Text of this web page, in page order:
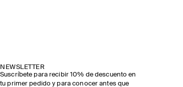
NEWSLETTER
Suscríbete para recibir 10% de descuento en
tu primer pedido y para conocer antes que